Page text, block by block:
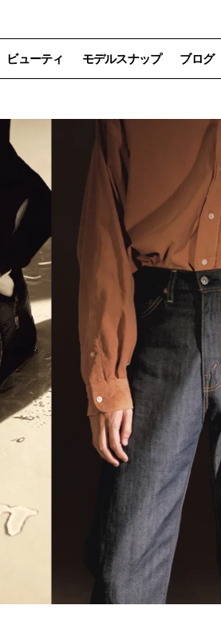
ビューティ モデルスナップ ブログ